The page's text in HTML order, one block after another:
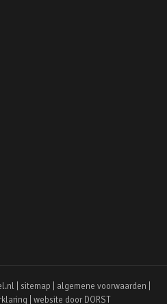
| sitemap algemene voorwaarden
| website door DORST